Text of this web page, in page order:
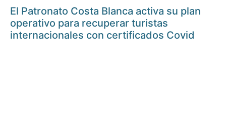
El Patronato Costa Blanca activa su plan
operativo para recuperar turistas
internacionales con certificados Covid